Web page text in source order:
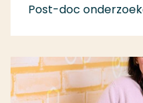
Post-doc